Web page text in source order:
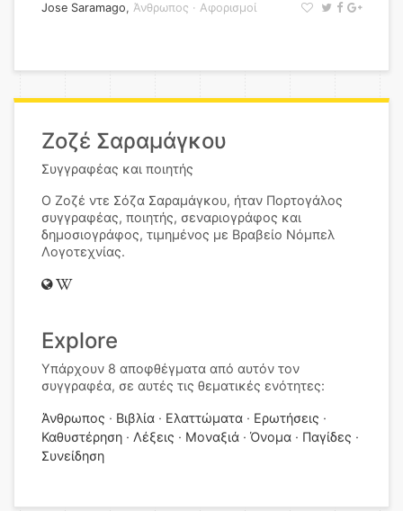
Jose Saramago, Άνθρωπος · Αφορισμοί
Ζοζέ Σαραμάγκου
Συγγραφέας και ποιητής
Ο Ζοζέ ντε Σόζα Σαραμάγκου, ήταν Πορτογάλος
συγγραφέας, ποιητής, σεναριογράφος και
δημοσιογράφος, τιμημένος με Βραβείο Νόμπελ
Λογοτεχνίας.
Explore
Υπάρχουν 8 αποφθέγματα από αυτόν τον
συγγραφέα, σε αυτές τις θεματικές ενότητες:
Άνθρωπος Βιβλία Ελαττώματα
Ερωτήσεις
Καθυστέρηση
Λέξεις Μοναξιά Όνομα
Παγίδες
Συνείδηση